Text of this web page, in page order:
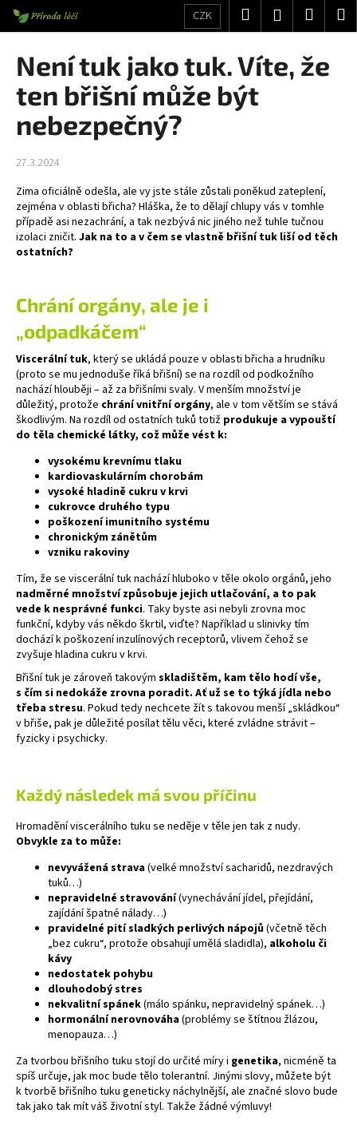
Přejít
obsah
CZK HledatPřihlášení
Není tuk jako tuk. Víte, že
ten břišní může být
nebezpečný?
27.3.2024
Zima oficiálně odešla, ale vy jste stále zůstali poněkud zateplení,
zejména v oblasti břicha? Hláška, že to dělají chlupy vás v tomhle
případě asi nezachrání, a tak nezbývá nic jiného než tuhle tučnou
izolaci zničit. Jak na to a v čem se vlastně břišní tuk liší od těch
ostatních?
Chrání orgány, ale je i
„odpadkáčem“
Viscerální tuk, který se ukládá pouze v oblasti břicha a hrudníku
(proto se mu jednoduše říká břišní) se na rozdíl od podkožního
nachází hlouběji – až za břišními svaly. V menším množství je
důležitý, protože chrání vnitřní orgány, ale v tom větším se stává
škodlivým. Na rozdíl od ostatních tuků totiž produkuje a vypouští
do těla chemické látky, což může vést k:
vysokému krevnímu tlaku
kardiovaskulárním chorobám
vysoké hladině cukru v krvi
cukrovce druhého typu
poškození imunitního systému
chronickým zánětům
vzniku rakoviny
Tím, že se viscerální tuk nachází hluboko v těle okolo orgánů, jeho
nadměrné množství způsobuje jejich utlačování, a to pak
vede k nesprávné funkci. Taky byste asi nebyli zrovna moc
funkční, kdyby vás někdo škrtil, viďte? Například u slinivky tím
dochází k poškození inzulínových receptorů, vlivem čehož se
zvyšuje hladina cukru v krvi.
Břišní tuk je zároveň takovým skladištěm, kam tělo hodí vše,
s čím si nedokáže zrovna poradit. Ať už se to týká jídla nebo
třeba stresu. Pokud tedy nechcete žít s takovou menší „skládkou“
v břiše, pak je důležité posílat tělu věci, které zvládne strávit –
fyzicky i psychicky.
Každý následek má svou příčinu
Hromadění viscerálního tuku se neděje v těle jen tak z nudy.
Obvykle za to může:
nevyvážená strava(velké množství sacharidů, nezdravých
tuků…)
nepravidelné stravování(vynechávání jídel, přejídání,
zajídání špatné nálady…)
pravidelné pití sladkých perlivých nápojů(včetně těch
„bez cukru“, protože obsahují umělá sladidla), alkoholu či
kávy
nedostatek pohybu
dlouhodobý stres
nekvalitní spánek(málo spánku, nepravidelný spánek…)
hormonální nerovnováha(problémy se štítnou žlázou,
menopauza…)
Za tvorbou břišního tuku stojí do určité míry i genetika, nicméně ta
spíš určuje, jak moc bude tělo tolerantní. Jinými slovy, můžete být
k tvorbě břišního tuku geneticky náchylnější, ale značné slovo bude
tak jako tak mít váš životní styl. Takže žádné výmluvy!
o
C
o
p
t
ř
e
b
u
e
t
e
n
a
j
í
t
HLEDAT
D
o
p
r
u
č
u
m
e